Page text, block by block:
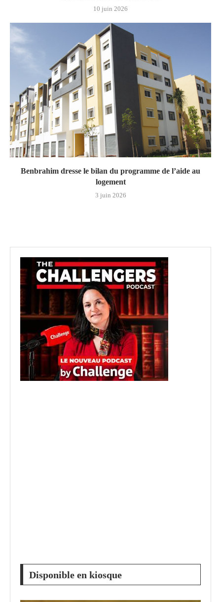
10 juin 2026
Benbrahim dresse le bilan du programme de l’aide au
logement
3 juin 2026
Disponible en kiosque